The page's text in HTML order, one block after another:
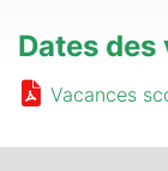
Dates
Vacances